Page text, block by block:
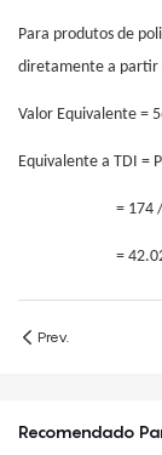
Para produtos de
diretamente a partir
Valor Equivalente =
Equivalente a TDI =
= 174 / 2
= 42.02 *
Prev.
Recomendado